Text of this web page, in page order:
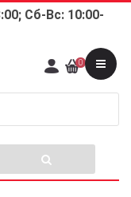
Сб-Вс: 10:00-
0